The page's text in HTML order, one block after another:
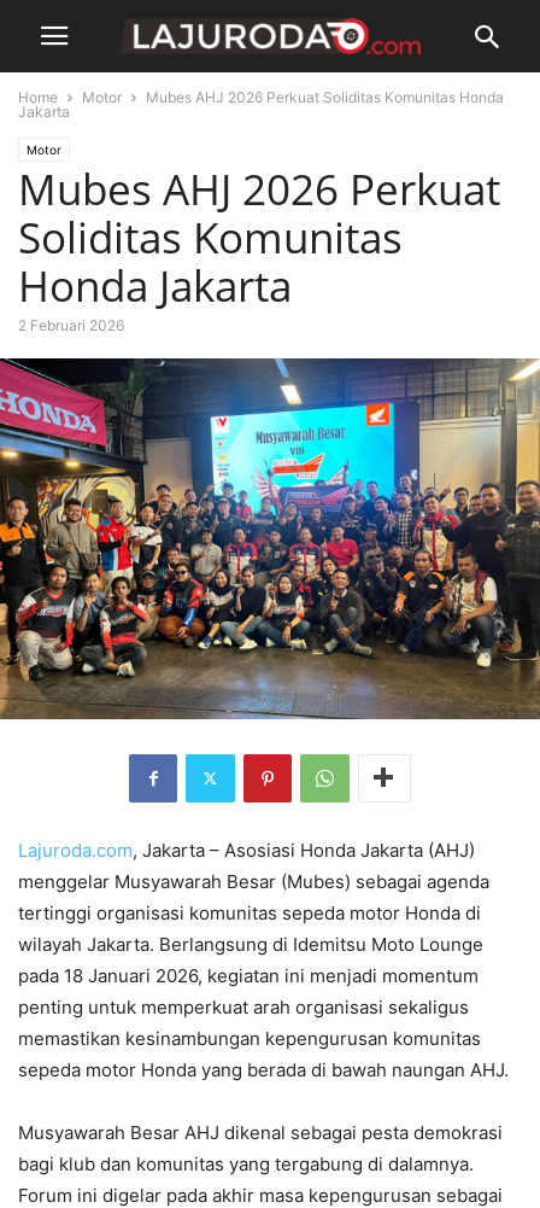
Home Motor
Mubes AHJ 2026 Perkuat Soliditas Komunitas Honda
Jakarta
Motor
Mubes AHJ 2026 Perkuat
Soliditas Komunitas
Honda Jakarta
2 Februari 2026
Lajuroda.com, Jakarta – Asosiasi Honda Jakarta (AHJ)
menggelar Musyawarah Besar (Mubes) sebagai agenda
tertinggi organisasi komunitas sepeda motor Honda di
wilayah Jakarta. Berlangsung di Idemitsu Moto Lounge
pada 18 Januari 2026, kegiatan ini menjadi momentum
penting untuk memperkuat arah organisasi sekaligus
memastikan kesinambungan kepengurusan komunitas
sepeda motor Honda yang berada di bawah naungan AHJ.
Musyawarah Besar AHJ dikenal sebagai pesta demokrasi
bagi klub dan komunitas yang tergabung di dalamnya.
Forum ini digelar pada akhir masa kepengurusan sebagai